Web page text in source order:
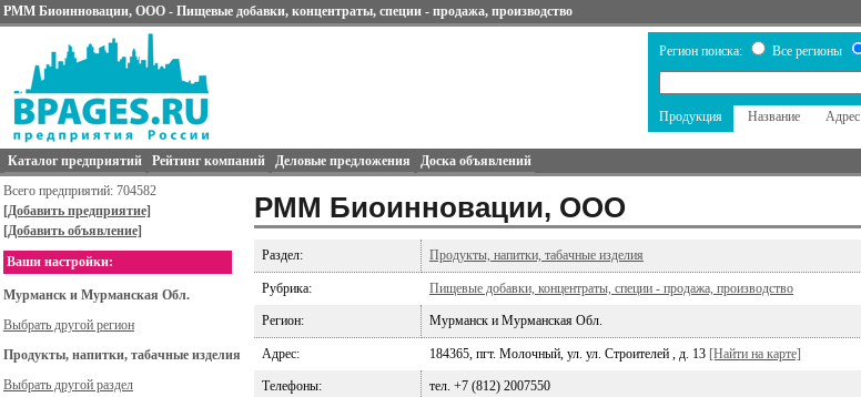
РММ Биоинновации, ООО - Пищевые добавки, концентраты, специи - продажа, производство
Регион поиска: Все регионы
Продукция Название Адрес
Каталог предприятий Рейтинг компаний Деловые предложения
Доска объявлений
Всего предприятий: 704582
[Добавить предприятие]
[Добавить объявление]
Ваши настройки:
Мурманск и Мурманская Обл.
Выбрать другой регион
Продукты, напитки, табачные изделия
Выбрать другой раздел
РММ Биоинновации, ООО
Раздел: Продукты, напитки, табачные изделия
Рубрика: Пищевые добавки, концентраты, специи - продажа, производство
Регион: Мурманск и Мурманская Обл.
Адрес: 184365, пгт. Молочный, ул. ул. Строителей , д. 13 [Найти на карте]
Телефоны: тел. +7 (812) 2007550